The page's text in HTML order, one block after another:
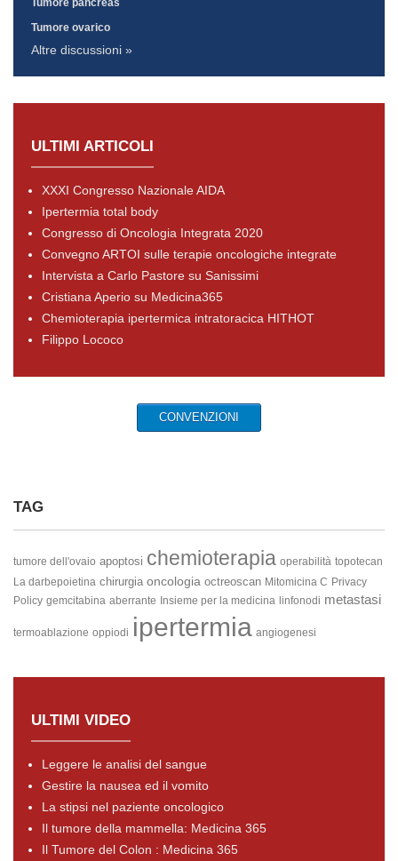
Tumore pancreas
Tumore ovarico
Altre discussioni »
ULTIMI ARTICOLI
XXXI Congresso Nazionale AIDA
Ipertermia total body
Congresso di Oncologia Integrata 2020
Convegno ARTOI sulle terapie oncologiche integrate
Intervista a Carlo Pastore su Sanissimi
Cristiana Aperio su Medicina365
Chemioterapia ipertermica intratoracica HITHOT
Filippo Lococo
CONVENZIONI
TAG
tumore dell'ovaio apoptosi chemioterapia operabilità topotecan
La darbepoietina chirurgia oncologia octreoscan Mitomicina C Privacy
Policy gemcitabina aberrante Insieme per la medicina linfonodi metastasi
termoablazione oppiodi ipertermia angiogenesi
ULTIMI VIDEO
Leggere le analisi del sangue
Gestire la nausea ed il vomito
La stipsi nel paziente oncologico
Il tumore della mammella: Medicina 365
Il Tumore del Colon : Medicina 365